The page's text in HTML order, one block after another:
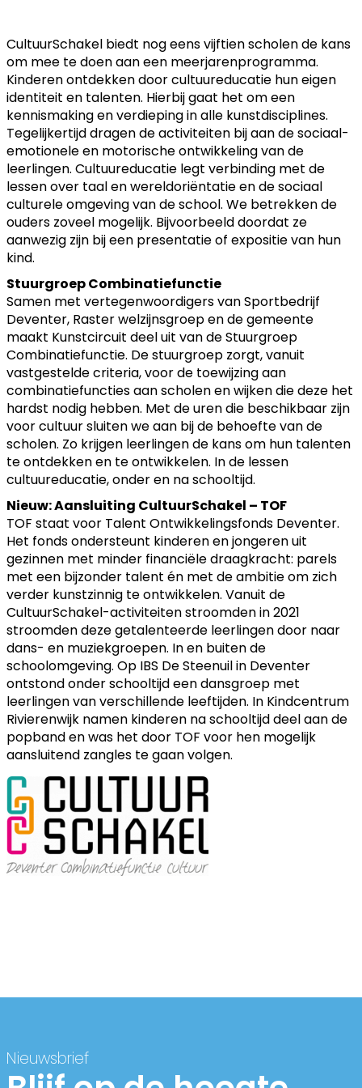
CultuurSchakel biedt nog eens vijftien scholen de kans
om mee te doen aan een meerjarenprogramma.
Kinderen ontdekken door cultuureducatie hun eigen
identiteit en talenten. Hierbij gaat het om een
kennismaking en verdieping in alle kunstdisciplines.
Tegelijkertijd dragen de activiteiten bij aan de sociaal-
emotionele en motorische ontwikkeling van de
leerlingen. Cultuureducatie legt verbinding met de
lessen over taal en wereldoriëntatie en de sociaal
culturele omgeving van de school. We betrekken de
ouders zoveel mogelijk. Bijvoorbeeld doordat ze
aanwezig zijn bij een presentatie of expositie van hun
kind.
Stuurgroep Combinatiefunctie
Samen met vertegenwoordigers van Sportbedrijf
Deventer, Raster welzijnsgroep en de gemeente
maakt Kunstcircuit deel uit van de Stuurgroep
Combinatiefunctie. De stuurgroep zorgt, vanuit
vastgestelde criteria, voor de toewijzing aan
combinatiefuncties aan scholen en wijken die deze het
hardst nodig hebben. Met de uren die beschikbaar zijn
voor cultuur sluiten we aan bij de behoefte van de
scholen. Zo krijgen leerlingen de kans om hun talenten
te ontdekken en te ontwikkelen. In de lessen
cultuureducatie, onder en na schooltijd.
Nieuw: Aansluiting CultuurSchakel – TOF
TOF staat voor Talent Ontwikkelingsfonds Deventer.
Het fonds ondersteunt kinderen en jongeren uit
gezinnen met minder financiële draagkracht: parels
met een bijzonder talent én met de ambitie om zich
verder kunstzinnig te ontwikkelen. Vanuit de
CultuurSchakel-activiteiten stroomden in 2021
stroomden deze getalenteerde leerlingen door naar
dans- en muziekgroepen. In en buiten de
schoolomgeving. Op IBS De Steenuil in Deventer
ontstond onder schooltijd een dansgroep met
leerlingen van verschillende leeftijden. In Kindcentrum
Rivierenwijk namen kinderen na schooltijd deel aan de
popband en was het door TOF voor hen mogelijk
aansluitend zangles te gaan volgen.
Nieuwsbrief